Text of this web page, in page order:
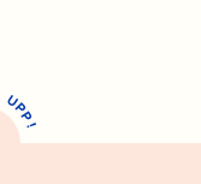
UP
P
!